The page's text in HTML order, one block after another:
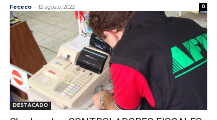
Fececo - 12 agosto, 2022 0
DESTACADO